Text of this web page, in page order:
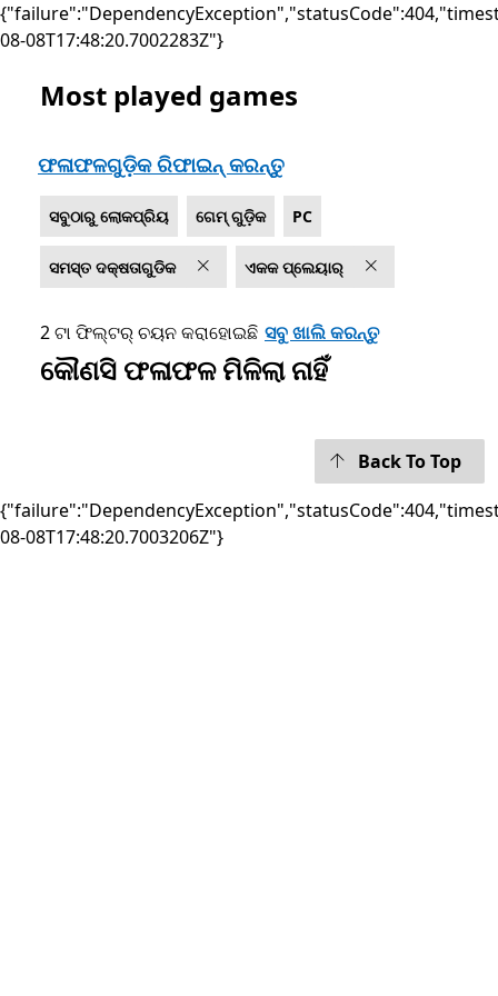
08-08T17:48:20.7002283Z"}
Microsoft.com ତାଲିକାଭୁକ୍ତ କରନ୍ତୁ
Most played games
ଫଳାଫଳଗୁଡ଼ିକ ରିଫାଇନ୍ କରନ୍ତୁ
ସବୁଠାରୁ ଲୋକପ୍ରିୟ ଗେମ୍ ଗୁଡ଼ିକ PC
ସମସ୍ତ ଦକ୍ଷତାଗୁଡିକ ଏକକ ପ୍ଲେୟାର୍
2 ଟା ଫିଲ୍ଟର୍ ଚୟନ କରାହୋଇଛି ସବୁ ଖାଲି କରନ୍ତୁ
କୌଣସି ଫଳାଫଳ ମିଳିଲା ନାହିଁ
Back To Top
08-08T17:48:20.7003206Z"}